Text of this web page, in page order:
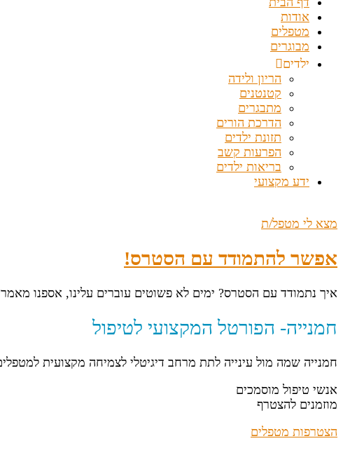
אודות
מטפלים
מבוגרים
ילדים
הריון ולידה
קטנטנים
מתבגרים
הדרכת הורים
תזונת ילדים
הפרעות קשב
בריאות ילדים
ידע מקצועי
מצא לי מטפל/ת
אפשר להתמודד עם הסטרס!
איך נתמודד עם הסטרס? ימים לא פשוטים עוברים עלינו, אספנו
חמנייה- הפורטל המקצועי לטיפול
חמנייה שמה מול עינייה לתת מרחב דיגיטלי לצמיחה מקצועית
אנשי טיפול מוסמכים
מוזמנים להצטרף
הצטרפות מטפלים